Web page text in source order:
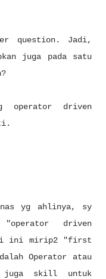
question. Jadi,
juga pada satu
operator driven
yg ahlinya, sy
driven
ini mirip2 "first
Operator atau
juga skill untuk